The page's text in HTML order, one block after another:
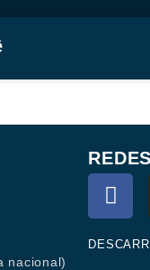
nacional)
F
a
c
e